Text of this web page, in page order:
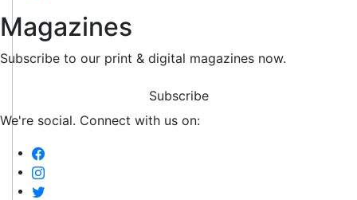
Magazines
Subscribe to our print & digital magazines now.
Subscribe
We're social. Connect with us on: